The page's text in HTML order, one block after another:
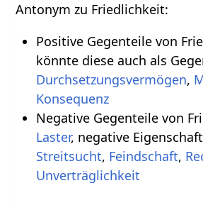
Antonym zu Friedlichkeit:
Positive Gegenteile von
könnte diese auch als
Durchsetzungsvermögen,
Konsequenz
Negative Gegenteile von
Laster, negative
Streitsucht, Feindschaft,
Unverträglichkeit